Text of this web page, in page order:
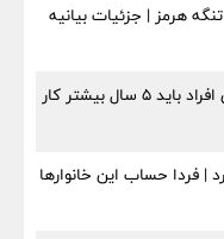
هرمز | جزئیات بیانیه
شرط جدید بازنشستگی اجرایی شد؛ این افراد باید ۵ سال بیشتر کار
مرداد ۱۴۰۵ تغییر کرد | فردا حساب این خانوارها